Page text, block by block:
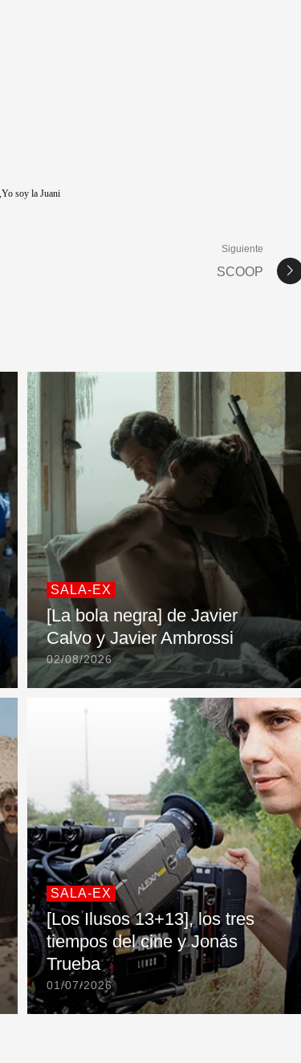
Yo soy la Juani
Siguiente
SCOOP
SALA-EX
[La bola negra] de Javier
Calvo y Javier Ambrossi
02/08/2026
SALA-EX
[Los Ilusos 13+13], los tres
tiempos del cine y Jonás
Trueba
01/07/2026